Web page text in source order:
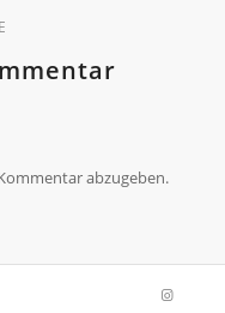
abzugeben.